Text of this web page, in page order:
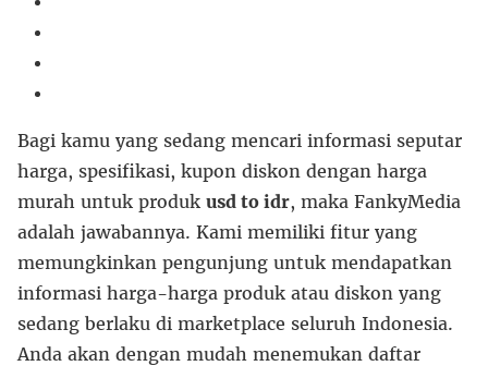
Bagi kamu yang sedang mencari informasi seputar
harga, spesifikasi, kupon diskon dengan harga
murah untuk produk usd to idr, maka FankyMedia
adalah jawabannya. Kami memiliki fitur yang
memungkinkan pengunjung untuk mendapatkan
informasi harga-harga produk atau diskon yang
sedang berlaku di marketplace seluruh Indonesia.
Anda akan dengan mudah menemukan daftar